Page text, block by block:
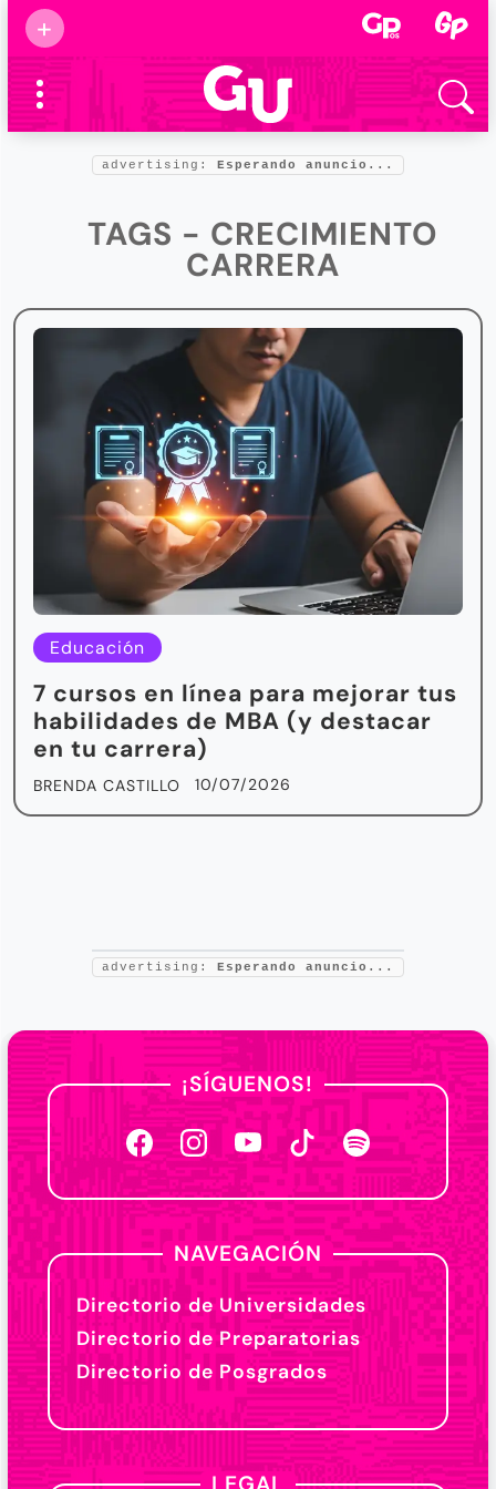
+
Supermamás
2025
Marcas de
confianza
Foro salud
advertising: Esperando anuncio...
TAGS - CRECIMIENTO
CARRERA
Educación
7 cursos en línea para mejorar tus
habilidades de MBA (y destacar
en tu carrera)
BRENDA CASTILLO 10/07/2026
advertising: Esperando anuncio...
¡SÍGUENOS!
NAVEGACIÓN
Directorio de Universidades
Directorio de Preparatorias
Directorio de Posgrados